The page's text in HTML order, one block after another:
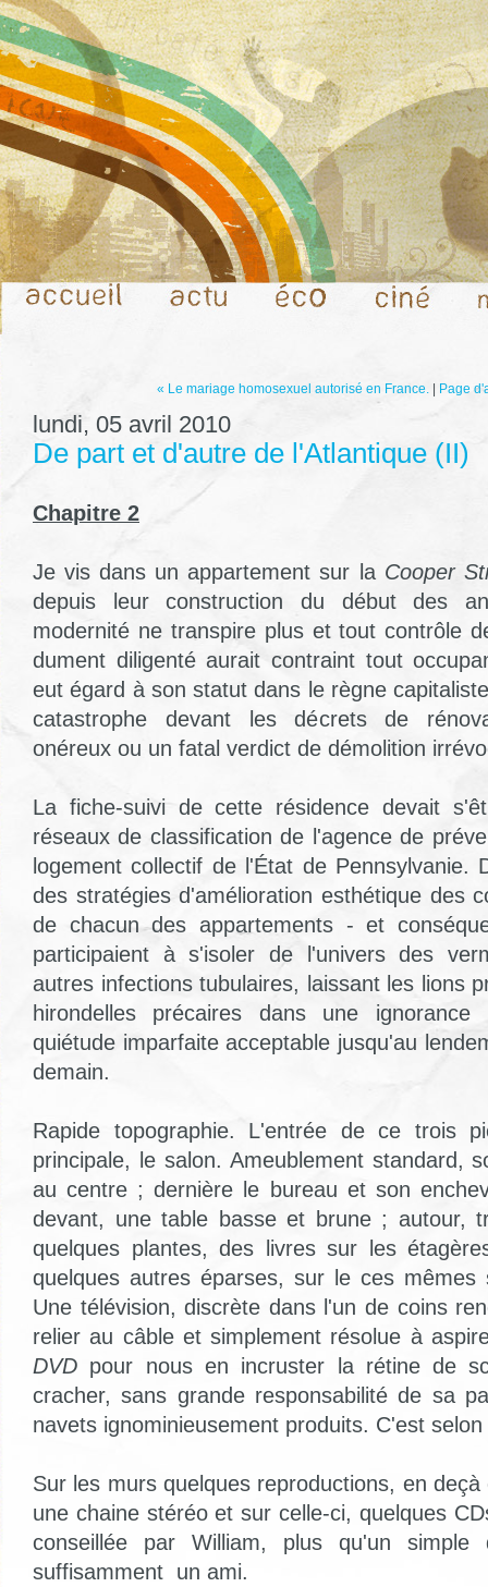
« Le mariage homosexuel autorisé en France. Page
lundi, 05 avril 2010
De part et d'autre de l'Atlantique (II)
Chapitre 2
Je vis dans un appartement sur la Cooper
depuis leur construction du début des
modernité ne transpire plus et tout contrôle
dument diligenté aurait contraint tout
eut égard à son statut dans le règne
catastrophe devant les décrets de
onéreux ou un fatal verdict de démolition
La fiche-suivi de cette résidence devait
réseaux de classification de l'agence de
logement collectif de l'État de Pennsylvanie.
des stratégies d'amélioration esthétique des
de chacun des appartements - et
participaient à s'isoler de l'univers des
autres infections tubulaires, laissant les lions
hirondelles précaires dans une
quiétude imparfaite acceptable jusqu'au
demain.
Rapide topographie. L'entrée de ce trois
principale, le salon. Ameublement standard,
au centre ; dernière le bureau et son
devant, une table basse et brune ; autour,
quelques plantes, des livres sur les
quelques autres éparses, sur le ces
Une télévision, discrète dans l'un de coins
relier au câble et simplement résolue à
DVD pour nous en incruster la rétine de
cracher, sans grande responsabilité de sa
navets ignominieusement produits. C'est
Sur les murs quelques reproductions, en
une chaine stéréo et sur celle-ci, quelques
conseillée par William, plus qu'un simple
suffisamment un ami.